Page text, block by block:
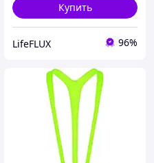
Купить
LifeFLUX 96%